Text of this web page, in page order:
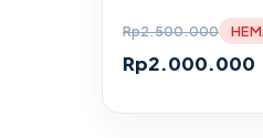
Rp2.500.000
Rp2.000.000